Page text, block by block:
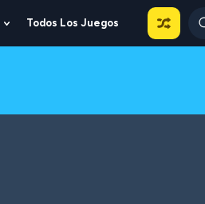
Show
Submenu
Todos Los Juegos